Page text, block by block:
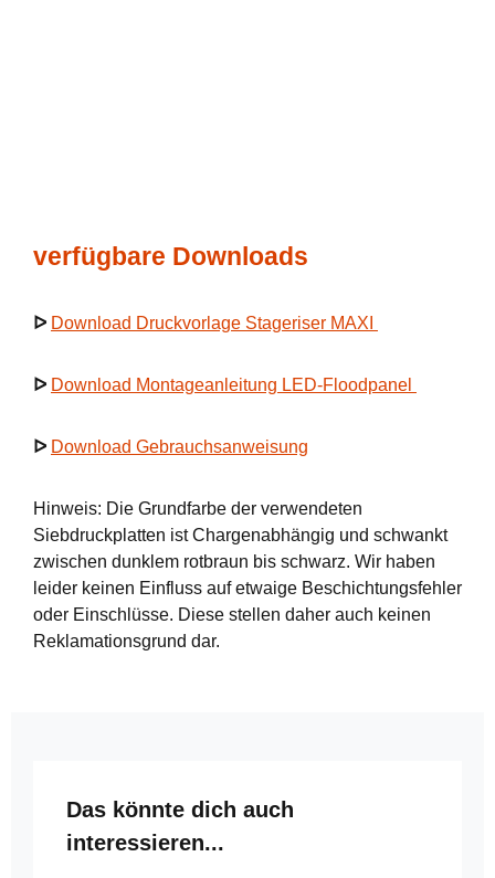
verfügbare Downloads
ᐅ Download Druckvorlage Stageriser MAXI
ᐅ Download Montageanleitung LED-Floodpanel
ᐅ Download Gebrauchsanweisung
Hinweis: Die Grundfarbe der verwendeten
Siebdruckplatten ist Chargenabhängig und schwankt
zwischen dunklem rotbraun bis schwarz. Wir haben
leider keinen Einfluss auf etwaige Beschichtungsfehler
oder Einschlüsse. Diese stellen daher auch keinen
Reklamationsgrund dar.
Produktgalerie überspringen
Das könnte dich auch
interessieren...